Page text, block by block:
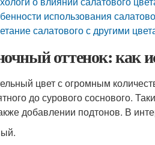
использования
салатового с другими
оттенок: как
цвет с огромным
до сурового соснового.
добавлении подтонов. В